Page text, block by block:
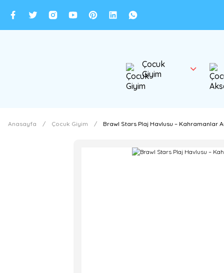
Çocuk
Giyim
Anasayfa Çocuk Giyim Brawl Stars Plaj Havlusu – Kahramanlar